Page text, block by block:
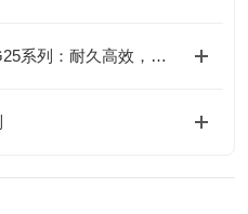
日本YAMADA山田泵隔膜泵 G25系列：耐久高效，持久稳定